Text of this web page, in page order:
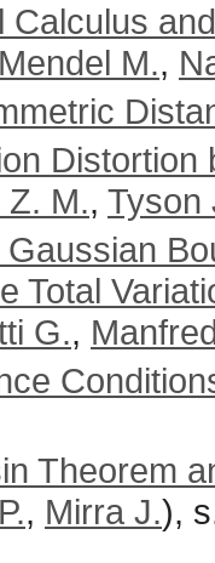
Calculus
Mendel M.,
Distortion
Z. M., Tyson
Gaussian
Total
G.,
Theorem
, Mirra J.),